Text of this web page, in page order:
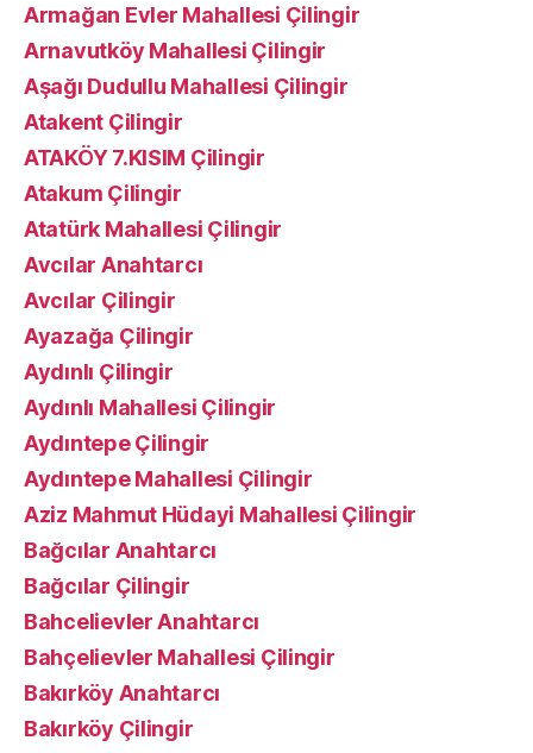
Armağan Evler Mahallesi Çilingir
Arnavutköy Mahallesi Çilingir
Aşağı Dudullu Mahallesi Çilingir
Atakent Çilingir
ATAKÖY 7.KISIM Çilingir
Atakum Çilingir
Atatürk Mahallesi Çilingir
Avcılar Anahtarcı
Avcılar Çilingir
Ayazağa Çilingir
Aydınlı Çilingir
Aydınlı Mahallesi Çilingir
Aydıntepe Çilingir
Aydıntepe Mahallesi Çilingir
Aziz Mahmut Hüdayi Mahallesi Çilingir
Bağcılar Anahtarcı
Bağcılar Çilingir
Bahcelievler Anahtarcı
Bahçelievler Mahallesi Çilingir
Bakırköy Anahtarcı
Bakırköy Çilingir